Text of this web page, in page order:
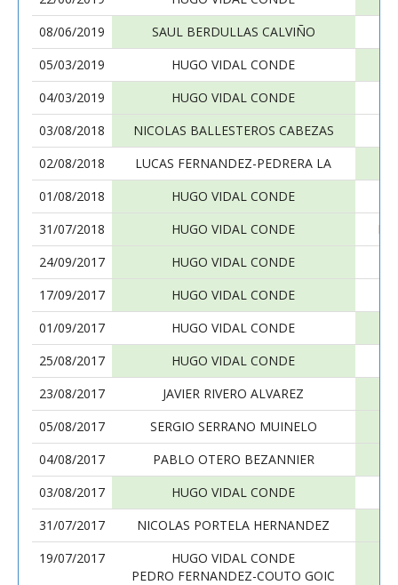
08/06/2019
SAUL BERDULLAS CALVIÑO
05/03/2019
HUGO VIDAL CONDE
04/03/2019
HUGO VIDAL CONDE
03/08/2018
NICOLAS BALLESTEROS CABEZAS
02/08/2018
LUCAS FERNANDEZ-PEDRERA LA
01/08/2018
HUGO VIDAL CONDE
31/07/2018
HUGO VIDAL CONDE
24/09/2017
HUGO VIDAL CONDE
17/09/2017
HUGO VIDAL CONDE
01/09/2017
HUGO VIDAL CONDE
25/08/2017
HUGO VIDAL CONDE
23/08/2017
JAVIER RIVERO ALVAREZ
05/08/2017
SERGIO SERRANO MUINELO
04/08/2017
PABLO OTERO BEZANNIER
03/08/2017
HUGO VIDAL CONDE
31/07/2017
NICOLAS PORTELA HERNANDEZ
19/07/2017
HUGO VIDAL CONDE
PEDRO FERNANDEZ-COUTO GOIC